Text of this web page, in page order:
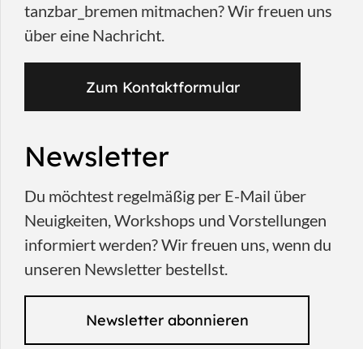
tanzbar_bremen mitmachen? Wir freuen uns
über eine Nachricht.
Zum Kontaktformular
Newsletter
Du möchtest regelmäßig per E-Mail über
Neuigkeiten, Workshops und Vorstellungen
informiert werden? Wir freuen uns, wenn du
unseren Newsletter bestellst.
Newsletter abonnieren